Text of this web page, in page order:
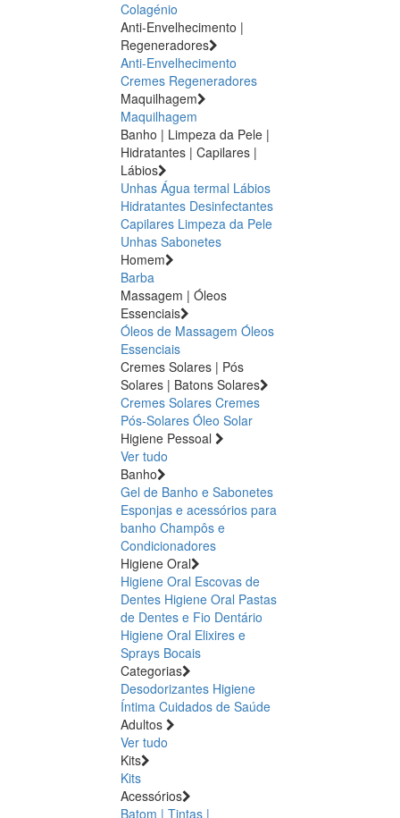
Colagénio
Anti-Envelhecimento |
Regeneradores
Anti-Envelhecimento
Cremes Regeneradores
Maquilhagem
Maquilhagem
Banho | Limpeza da Pele |
Hidratantes | Capilares |
Lábios
Unhas Água termal Lábios
Hidratantes Desinfectantes
Capilares Limpeza da Pele
Unhas Sabonetes
Homem
Barba
Massagem | Óleos
Essenciais
Óleos de Massagem Óleos
Essenciais
Cremes Solares | Pós
Solares | Batons Solares
Cremes Solares Cremes
Pós-Solares Óleo Solar
Higiene Pessoal
Ver tudo
Banho
Gel de Banho e Sabonetes
Esponjas e acessórios para
banho Champôs e
Condicionadores
Higiene Oral
Higiene Oral Escovas de
Dentes Higiene Oral Pastas
de Dentes e Fio Dentário
Higiene Oral Elixires e
Sprays Bocais
Categorias
Desodorizantes Higiene
Íntima Cuidados de Saúde
Adultos
Ver tudo
Kits
Kits
Acessórios
Batom | Tintas |